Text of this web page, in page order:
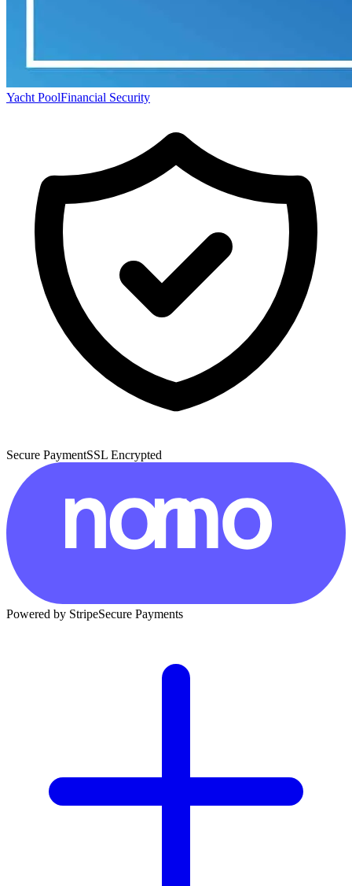
Yacht PoolFinancial Security
Secure PaymentSSL Encrypted
Powered by StripeSecure Payments